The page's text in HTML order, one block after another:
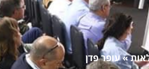
»עופר פדן